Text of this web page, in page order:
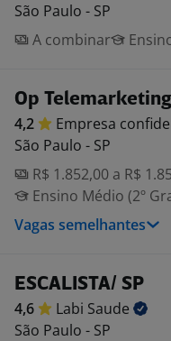
São Paulo - SP
A combinar
Op
4,2 Empresa
São Paulo - SP
R$ 1.852,00 a R$
Ensino Médio (2º
Vagas semelhantes
ESCALISTA/ SP
4,6 Labi Saude
São Paulo - SP